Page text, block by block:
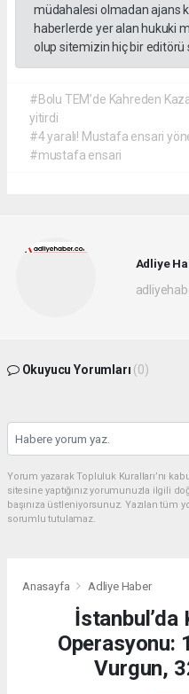
müdahalesi olmadan ajans
haberlerde yer alan hukuki
olup sitemizin hiç bir editörü
#Bolu TEM’de Kahreden
yitirdi
#4 yaralı! Mustafa ensari
#mustafa ensari
Adliye
Okuyucu Yorumları (0)
Yorum yazarak Topluluk Kuralları’nı
sitesine yaptığınız yorumunuzla ilgili
başınıza üstleniyorsunuz. Yazılan
sorumlu tutulamaz.
Anasayfa Adliye Haber
İstanbul’da
Operasyonu:
Vurgun,